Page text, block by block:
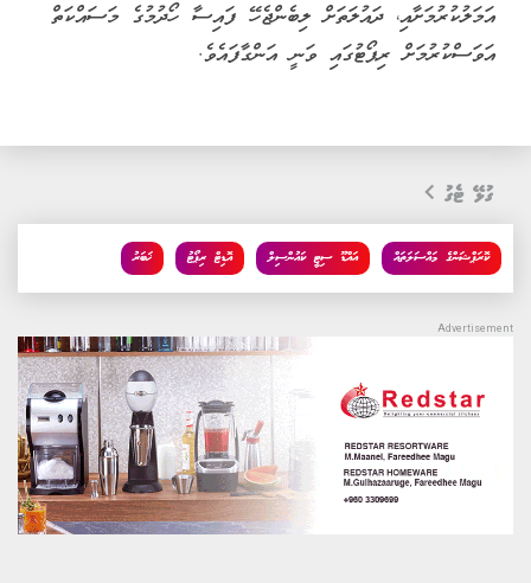
އަމަލުކުރުމަށާއި، ދައުލަތަށް ލިބެންޖެހޭ ފައިސާ ހޯދުމުގެ މަސައްކަތް
އަވަސްކުރުމަށް ރިޕޯޓުގައި ވަނީ އަންގާފައެވެ.
ގުޅޭ ޓެގު
ޚަބަރު އޮޑިޓް ރިޕޯޓު އައްޑޫ ސިޓީ ކައުންސިލް ކޮރަޕްޝަންގެ މައްސަލަތައް